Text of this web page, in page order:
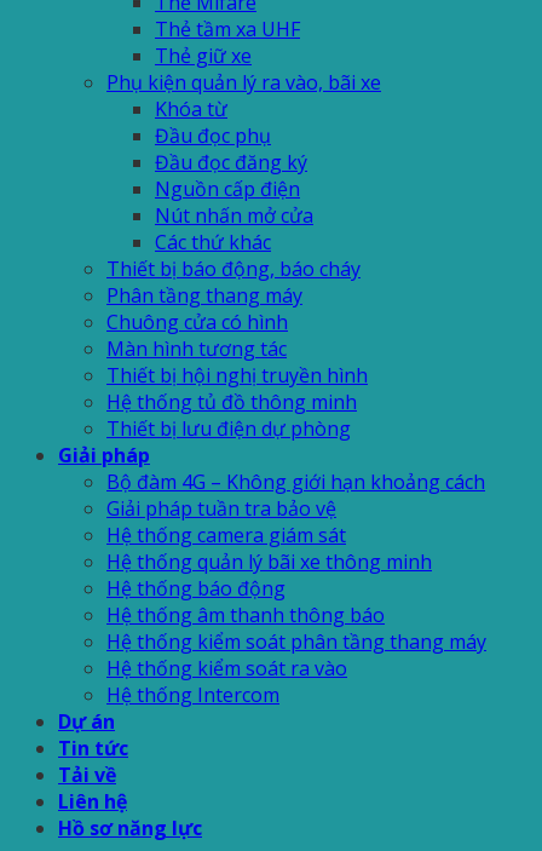
Thẻ tầm xa UHF
Thẻ giữ xe
Phụ kiện quản lý ra vào, bãi xe
Khóa từ
Đầu đọc phụ
Đầu đọc đăng ký
Nguồn cấp điện
Nút nhấn mở cửa
Các thứ khác
Thiết bị báo động, báo cháy
Phân tầng thang máy
Chuông cửa có hình
Màn hình tương tác
Thiết bị hội nghị truyền hình
Hệ thống tủ đồ thông minh
Thiết bị lưu điện dự phòng
Giải pháp
Bộ đàm 4G – Không giới hạn khoảng cách
Giải pháp tuần tra bảo vệ
Hệ thống camera giám sát
Hệ thống quản lý bãi xe thông minh
Hệ thống báo động
Hệ thống âm thanh thông báo
Hệ thống kiểm soát phân tầng thang máy
Hệ thống kiểm soát ra vào
Hệ thống Intercom
Dự án
Tin tức
Tải về
Liên hệ
Hồ sơ năng lực